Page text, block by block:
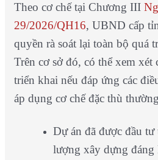
Theo cơ chế tại Chương III
29/2026/QH16, UBND cấp
quyền rà soát lại toàn bộ quá
Trên cơ sở đó, có thể xem xét
triển khai nếu đáp ứng các
áp dụng cơ chế đặc thù
Dự án đã được đầu
lượng xây dựng đáng